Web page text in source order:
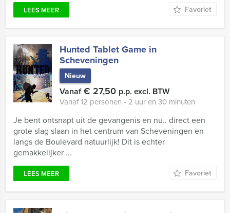
LEES MEER Favoriet
Hunted Tablet Game in
Scheveningen
Nieuw
Vanaf€ 27,50 p.p. excl. BTW
Vanaf 12 personen ‐ 2 uur en 30 minuten
Je bent ontsnapt uit de gevangenis en nu.. direct een
grote slag slaan in het centrum van Scheveningen en
langs de Boulevard natuurlijk! Dit is echter
gemakkelijker ...
LEES MEER Favoriet